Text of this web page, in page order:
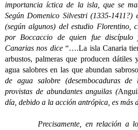
importancia íctica de la isla, que se
Según Domenico Silvestri (1335-
(según algunos) del estudio Florentino,
por Boccaccio de quien fue
Canarias nos dice“….La isla Canaria
arbustos, palmeras que producen dátiles
agua salobres en las que abundan
de agua salobre (desembocaduras de
provistas de abundantes anguilas (
día, debido a la acción antrópica, es más
Precisamente, en relación a lo